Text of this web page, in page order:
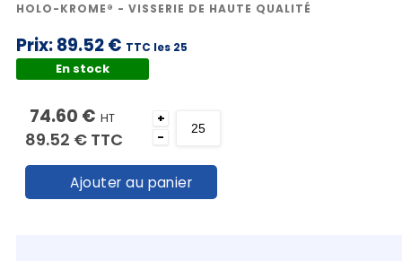
HOLO-KROME® - VISSERIE DE HAUTE QUALITÉ
Prix:89.52 € TTC les 25
En stock
74.60 € HT
89.52 € TTC
+
-
Ajouter au panier